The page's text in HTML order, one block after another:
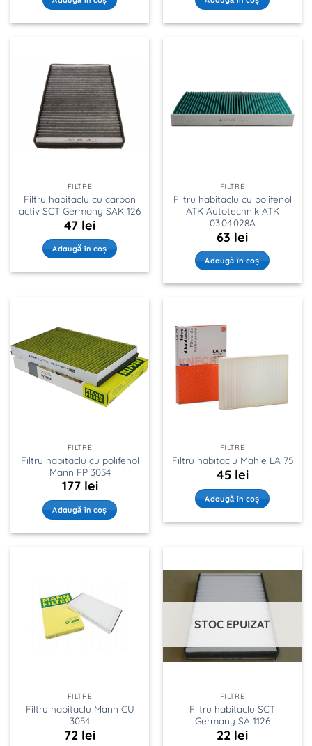
FILTRE
Filtru habitaclu cu carbon
activ SCT Germany SAK 126
47 lei
Adaugă în coș
FILTRE
Filtru habitaclu cu polifenol
ATK Autotechnik ATK
03.04.028A
63 lei
Adaugă în coș
FILTRE
Filtru habitaclu cu polifenol
Mann FP 3054
177 lei
Adaugă în coș
FILTRE
Filtru habitaclu Mahle LA 75
45 lei
Adaugă în coș
FILTRE
Filtru habitaclu Mann CU
3054
72 lei
STOC EPUIZAT
FILTRE
Filtru habitaclu SCT
Germany SA 1126
22 lei